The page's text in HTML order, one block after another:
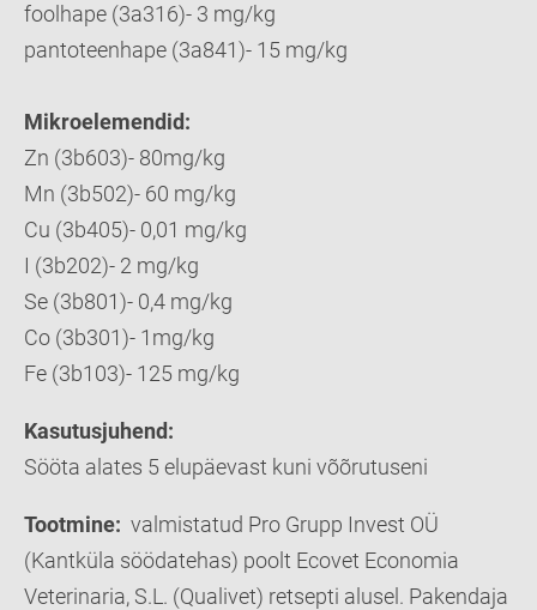
foolhape (3a316)- 3 mg/kg
pantoteenhape (3a841)- 15 mg/kg
Mikroelemendid:
Zn (3b603)- 80mg/kg
Mn (3b502)- 60 mg/kg
Cu (3b405)- 0,01 mg/kg
I (3b202)- 2 mg/kg
Se (3b801)- 0,4 mg/kg
Co (3b301)- 1mg/kg
Fe (3b103)- 125 mg/kg
Kasutusjuhend:
Sööta alates 5 elupäevast kuni võõrutuseni
Tootmine: valmistatud Pro Grupp Invest OÜ
(Kantküla söödatehas) poolt Ecovet Economia
Veterinaria, S.L. (Qualivet) retsepti alusel. Pakendaja